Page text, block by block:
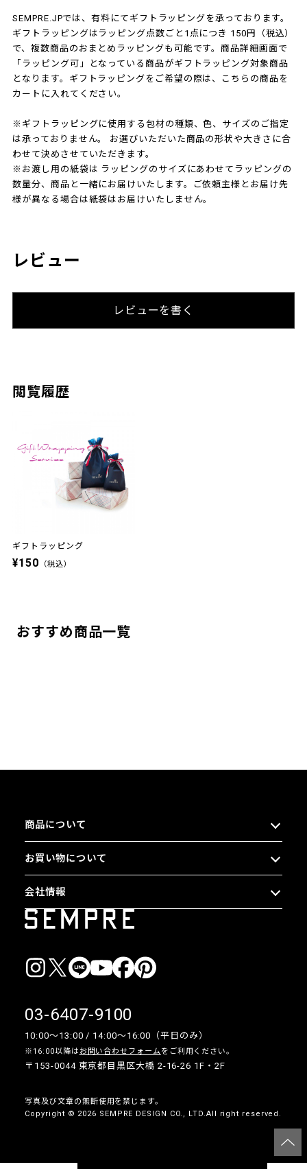
SEMPRE.JPでは、有料にてギフトラッピングを承っております。
ギフトラッピングはラッピング点数ごと1点につき 150円（税込）
で、複数商品のおまとめラッピングも可能です。商品詳細画面で
「ラッピング可」となっている商品がギフトラッピング対象商品
となります。ギフトラッピングをご希望の際は、こちらの商品を
カートに入れてください。
※ギフトラッピングに使用する包材の種類、色、サイズのご指定
は承っておりません。 お選びいただいた商品の形状や大きさに合
わせて決めさせていただきます。
※お渡し用の紙袋は ラッピングのサイズにあわせてラッピングの
数量分、商品と一緒にお届けいたします。ご依頼主様とお届け先
様が異なる場合は紙袋はお届けいたしません。
レビュー
レビューを書く
閲覧履歴
ギフトラッピング
¥150 （税込）
おすすめ商品一覧
商品について
お買い物について
会社情報
03-6407-9100
10:00〜13:00 / 14:00〜16:00（平日のみ）
※16:00以降は お問い合わせフォームをご利用ください。
〒153-0044 東京都目黒区大橋 2-16-26 1F・2F
写真及び文章の無断使用を禁じます。
Copyright © 2026 SEMPRE DESIGN CO., LTD.All right reserved.